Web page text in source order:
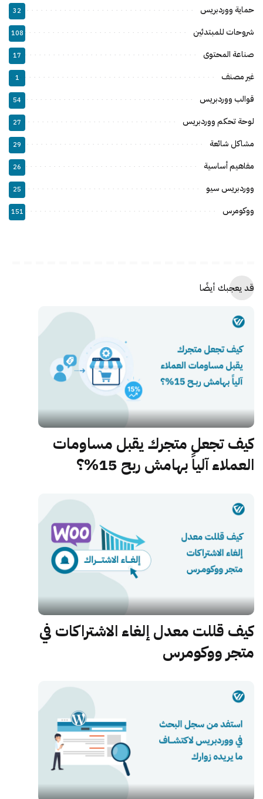
حماية ووردبريس 32
شروحات للمبتدئين 108
صناعة المحتوى 17
غير مصنف 1
قوالب ووردبريس 54
لوحة تحكم ووردبريس 27
مشاكل شائعة 29
مفاهيم أساسية 26
ووردبريس سيو 25
ووكومرس 151
قد يعجبك أيضًا
كيف تجعل متجرك يقبل مساومات
العملاء آلياً بهامش ربح 15%؟
كيف قللت معدل إلغاء الاشتراكات في
متجر ووكومرس